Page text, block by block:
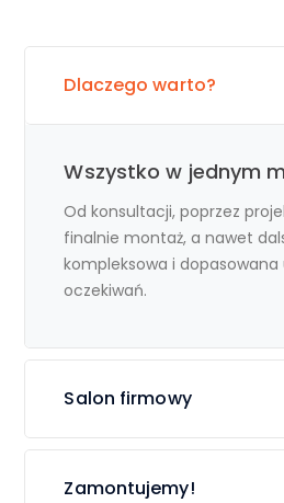
Dlaczego warto?
Wszystko w jednym
Od konsultacji, poprzez
finalnie montaż, a nawet
kompleksowa i dopasowana
oczekiwań.
Salon firmowy
Zamontujemy!